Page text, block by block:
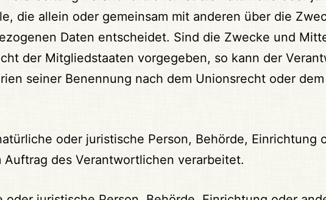
die allein oder gemeinsam mit anderen über die
Daten entscheidet. Sind die Zwecke und
der Mitgliedstaaten vorgegeben, so kann der
seiner Benennung nach dem Unionsrecht oder
oder juristische Person, Behörde, Einrichtung
des Verantwortlichen verarbeitet.